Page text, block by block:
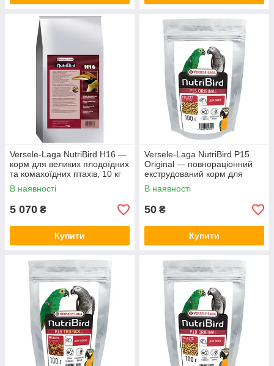
Versele-Laga NutriBird H16 —
корм для великих плодоїдних
та комахоїдних птахів, 10 кг
В наявності
5 070 ₴
Купити
Versele-Laga NutriBird P15
Original — повнораціонний
екструдований корм для
великих папуг, 0.1 кг
В наявності
50 ₴
Купити